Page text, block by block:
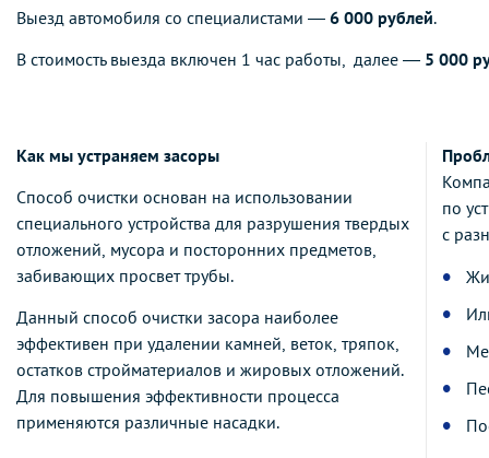
Выезд автомобиля со специалистами — 6 000 рублей.
В стоимость выезда включен 1 час работы, далее — 5 000
Как мы устраняем засоры
Способ очистки основан на использовании
специального устройства для разрушения твердых
отложений, мусора и посторонних предметов,
забивающих просвет трубы.
Данный способ очистки засора наиболее
эффективен при удалении камней, веток, тряпок,
остатков стройматериалов и жировых отложений.
Для повышения эффективности процесса
применяются различные насадки.
по
с